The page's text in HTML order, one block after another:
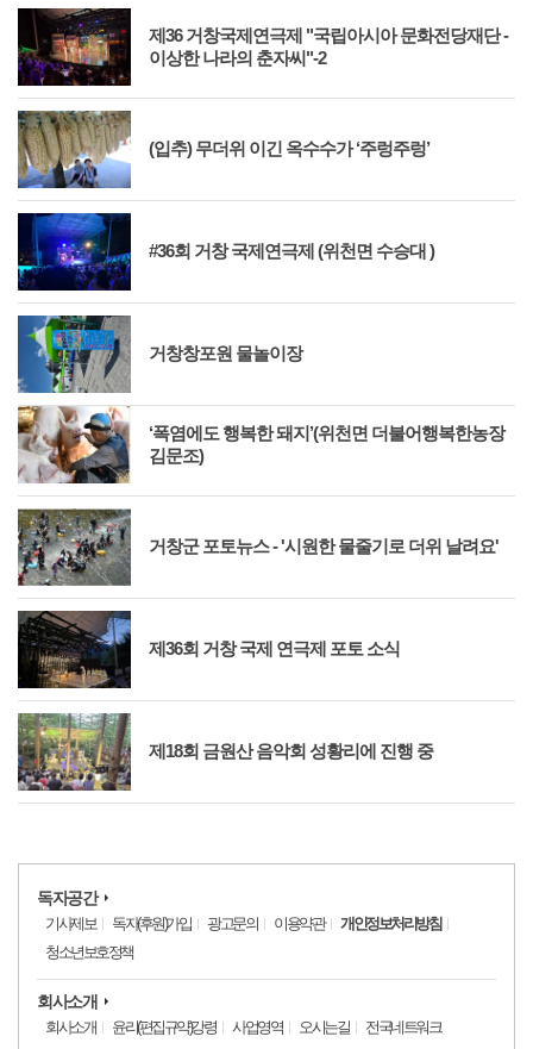
제36 거창국제연극제 "국립아시아 문화전당재단 -
이상한 나라의 춘자씨"-2
(입추) 무더위 이긴 옥수수가 ‘주렁주렁’
#36회 거창 국제연극제 (위천면 수승대 )
거창창포원 물놀이장
‘폭염에도 행복한 돼지’(위천면 더불어행복한농장
김문조)
거창군 포토뉴스 - '시원한 물줄기로 더위 날려요'
제36회 거창 국제 연극제 포토 소식
제18회 금원산 음악회 성황리에 진행 중
독자공간
기사제보 독자(후원)가입 광고문의 이용약관
개인정보처리방침
청소년보호정책
회사소개
회사소개 윤리(편집규약)강령 사업영역 오시는길 전국네트워크